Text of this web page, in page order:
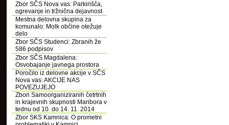
Zbor SČS Nova vas: Parkirišča,
ogrevanje in tržnična dejavnost
Mestna delovna skupina za
komunalo: Molk občine otežuje
delo
Zbor SČS Studenci: Zbranih že
586 podpisov
Zbor SČS Magdalena:
Osvobajanje javnega prostora
Poročilo iz delovne akcije v SČS
Nova vas: AKCIJE NAS
POVEZUJEJO
Zbori Samoorganiziranih četrtnih
in krajevnih skupnosti Maribora v
tednu od 10. do 14. 11. 2014
Zbor SKS Kamnica: O prometni